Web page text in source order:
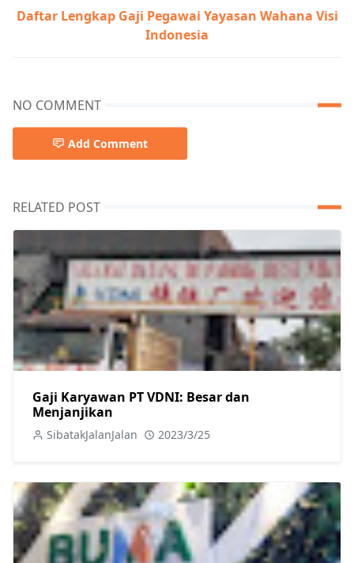
Daftar Lengkap Gaji Pegawai Yayasan Wahana Visi
Indonesia
NO COMMENT
Add Comment
RELATED POST
Gaji Karyawan PT VDNI: Besar dan
Menjanjikan
SibatakJalanJalan 2023/3/25